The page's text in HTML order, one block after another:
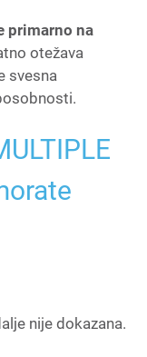
primarno na
otežava
svesna
nije dokazana.